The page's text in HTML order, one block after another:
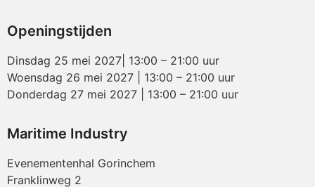
Openingstijden
Dinsdag 25 mei 2027| 13:00 – 21:00 uur
Woensdag 26 mei 2027 | 13:00 – 21:00 uur
Donderdag 27 mei 2027 | 13:00 – 21:00 uur
Maritime Industry
Evenementenhal Gorinchem
Franklinweg 2